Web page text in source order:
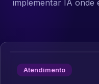
implementar IA onde
Atendimento